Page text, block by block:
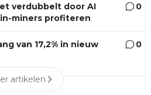
verdubbelt door AI
miners profiteren
0
van 17,2% in nieuw
0
artikelen